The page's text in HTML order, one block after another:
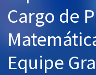
Questões grátis
Cargo de
Equipe